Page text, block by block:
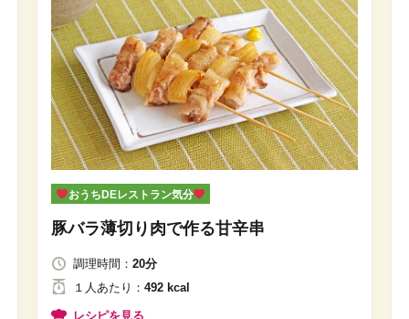
おうちDEレストラン気分
豚バラ薄切り肉で作る甘辛串
調理時間： 20分
１人 あたり ： 492 kcal
レシピを見る